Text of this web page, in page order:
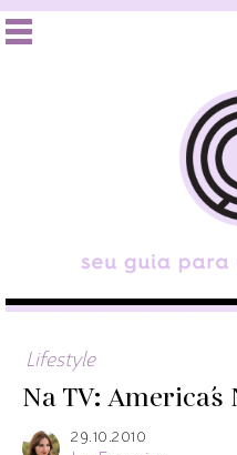
Lifestyle
Na TV:
29.10.2010